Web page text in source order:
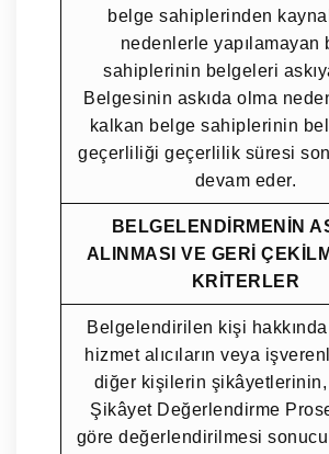
belge sahiplerinden
nedenlerle yapılamayan
sahiplerinin belgeleri
Belgesinin askıda olma
kalkan belge sahiplerinin
geçerliliği geçerlilik süresi
devam eder.
BELGELENDİRMENİN
ALINMASI VE GERİ
KRİTERLER
Belgelendirilen kişi
hizmet alıcıların veya
diğer kişilerin
Şikâyet Değerlendirme
göre değerlendirilmesi